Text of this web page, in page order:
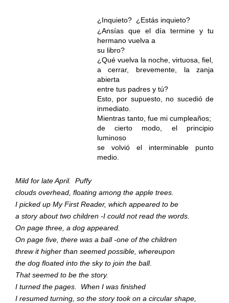
¿Inquieto? ¿Estás inquieto?
¿Ansías que el día termine y tu
hermano vuelva a
su libro?
¿Qué vuelva la noche, virtuosa, fiel,
a cerrar, brevemente, la zanja
abierta
entre tus padres y tú?
Esto, por supuesto, no sucedió de
inmediato.
Mientras tanto, fue mi cumpleaños;
de cierto modo, el principio
luminoso
se volvió el interminable punto
medio.
Mild for late April.
Puffy
clouds overhead, floating among the apple trees.
I picked up My First Reader, which appeared to be
a story about two children -I could not read the words.
On page three, a dog appeared.
On page five, there was a ball -one of the children
threw it higher than seemed possible, whereupon
the dog floated into the sky to join the ball.
That seemed to be the story.
I turned the pages.
When I was finished
I resumed turning, so the story took on a circular shape,